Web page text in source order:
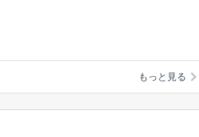
もっと見る